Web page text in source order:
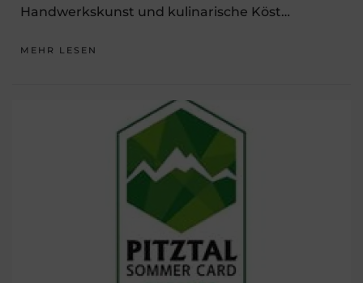
Handwerkskunst und kulinarische Köst…
MEHR LESEN